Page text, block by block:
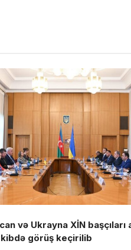
və Ukrayna XİN başçıları
görüş keçirilib